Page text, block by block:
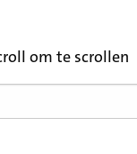
om te scrollen